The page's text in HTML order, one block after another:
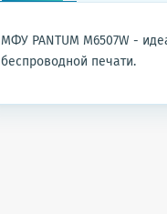
МФУ PANTUM M6507W -
беспроводной печати.